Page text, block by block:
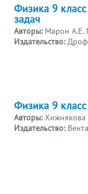
Физика 9
задач
Авторы: Марон А.Е.
Издательство:
Физика 9
Авторы:Хижнякова
Издательство: